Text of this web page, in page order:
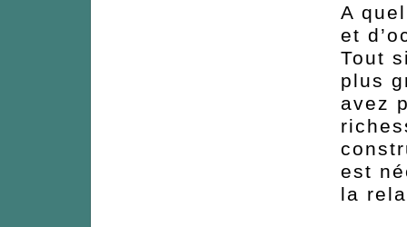
A
et
Tout
plus
avez
est
la